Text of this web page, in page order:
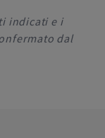
indicati e i
dal